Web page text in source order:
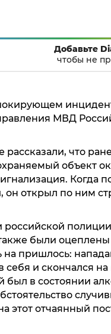
Добавьте
чтобы не
МВД
рассказали, что
объект
Когда
он открыл по ним
были
на пришлось:
себя и скончался
был в состоянии
этот отчаянный